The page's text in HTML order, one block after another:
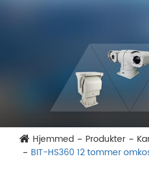
Hjemmed Produkter
BIT-HS360 12 tommer